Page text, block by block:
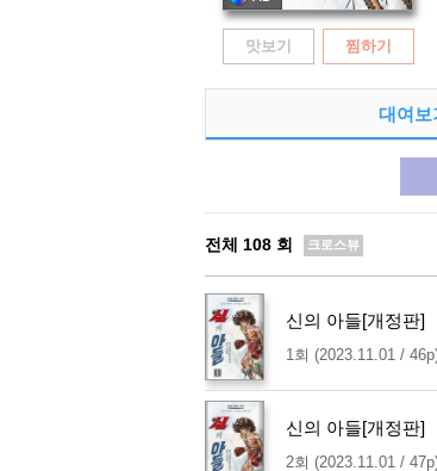
맛보기 찜하기
대여보
전체 108 회 크로스뷰
신의 아들[개정판]
1회 (2023.11.01 /
신의 아들[개정판]
2회 (2023.11.01 /